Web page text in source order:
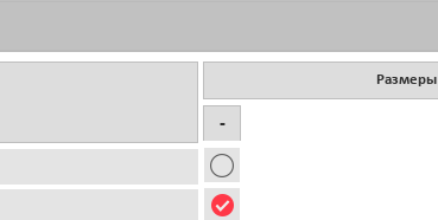
Размеры
-